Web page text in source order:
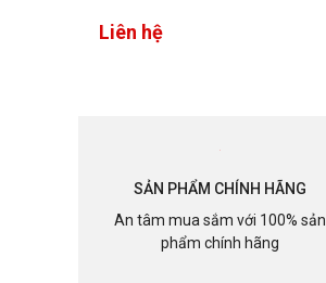
3.0/LAN/PD 100W, Tốc độ
Liên hệ
SẢN PHẨM CHÍNH HÃNG
An tâm mua sắm với 100% sản
phẩm chính hãng